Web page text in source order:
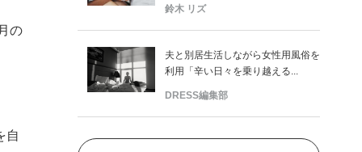
の
自
鈴木 リズ
夫と別居生活しながら女性用風俗を
利用「辛い日々を乗り越える...
DRESS編集部